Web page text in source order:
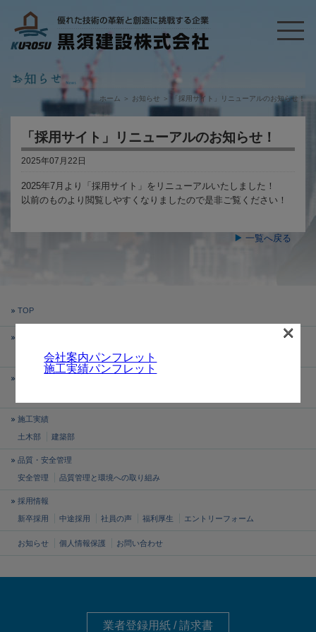
ホーム ＞ お知らせ ＞ 「採用サイト」リニューアルのお知らせ！
「採用サイト」リニューアルのお知らせ！
2025年07月22日
2025年7月より「採用サイト」をリニューアルいたしました！
以前のものより閲覧しやすくなりましたので是非ご覧ください！
一覧へ戻る
TOP
会社概要・沿革 黒須建設の歩み
施工実績
土木部 建築部
品質・安全管理
安全管理 品質管理と環境への取り組み
採用情報
新卒採用 中途採用 社員の声 福利厚生 エントリーフォーム
お知らせ 個人情報保護 お問い合わせ
業者登録用紙 / 請求書
会社案内パンフレット
施工実績パンフレット
×